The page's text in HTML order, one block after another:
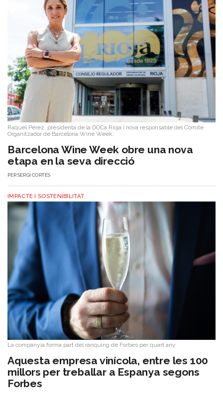
Raquel Pérez, presidenta de la DOCa Rioja i nova responsable del Comitè
Organitzador de Barcelona Wine Week.
Barcelona Wine Week obre una nova
etapa en la seva direcció
PERSERGI CORTÉS
IMPACTE I SOSTENIBILITAT
La companyia forma part del rànquing de Forbes per quart any
Aquesta empresa vinícola, entre les 100
millors per treballar a Espanya segons
Forbes